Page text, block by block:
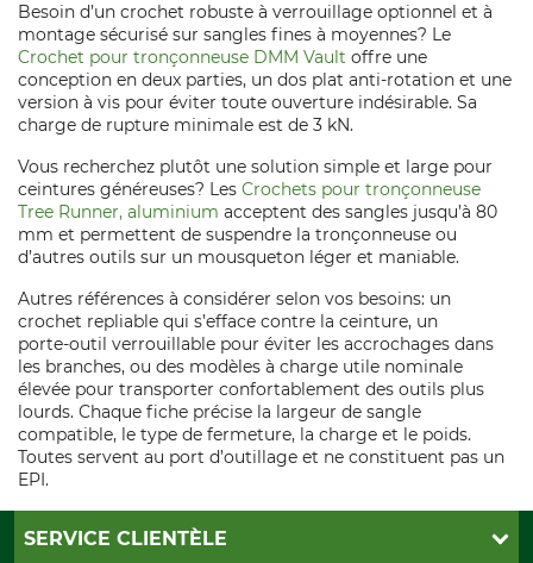
Besoin d’un crochet robuste à verrouillage optionnel et à
montage sécurisé sur sangles fines à moyennes? Le
Crochet pour tronçonneuse DMM Vault offre une
conception en deux parties, un dos plat anti‑rotation et une
version à vis pour éviter toute ouverture indésirable. Sa
charge de rupture minimale est de 3 kN.
Vous recherchez plutôt une solution simple et large pour
ceintures généreuses? Les Crochets pour tronçonneuse
Tree Runner, aluminium acceptent des sangles jusqu’à 80
mm et permettent de suspendre la tronçonneuse ou
d’autres outils sur un mousqueton léger et maniable.
Autres références à considérer selon vos besoins: un
crochet repliable qui s’efface contre la ceinture, un
porte‑outil verrouillable pour éviter les accrochages dans
les branches, ou des modèles à charge utile nominale
élevée pour transporter confortablement des outils plus
lourds. Chaque fiche précise la largeur de sangle
compatible, le type de fermeture, la charge et le poids.
Toutes servent au port d’outillage et ne constituent pas un
EPI.
SERVICE CLIENTÈLE